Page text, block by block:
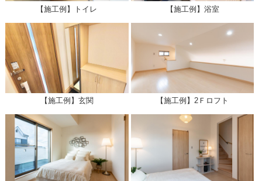
【施工例】トイレ 【施工例】浴室
【施工例】玄関 【施工例】2Ｆロフト